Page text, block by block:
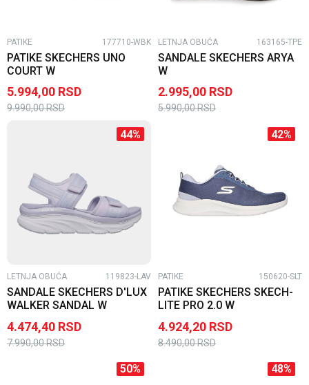
PATIKE 177710-WBK
PATIKE SKECHERS UNO
COURT W
5.994,00 RSD
9.990,00RSD
LETNJA OBUĆA 163165-TPE
SANDALE SKECHERS ARYA
W
2.995,00 RSD
5.990,00RSD
44%
LETNJA OBUĆA 119823-LAV
SANDALE SKECHERS D'LUX
WALKER SANDAL W
4.474,40 RSD
7.990,00RSD
42%
PATIKE 150620-SLT
PATIKE SKECHERS SKECH-
LITE PRO 2.0 W
4.924,20 RSD
8.490,00RSD
50% 48%